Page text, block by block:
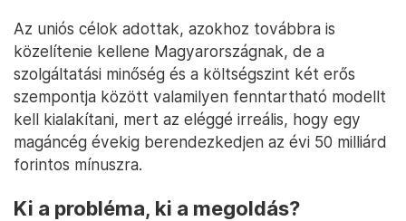
Az uniós célok adottak, azokhoz továbbra is
közelítenie kellene Magyarországnak, de a
szolgáltatási minőség és a költségszint két erős
szempontja között valamilyen fenntartható modellt
kell kialakítani, mert az eléggé irreális, hogy egy
magáncég évekig berendezkedjen az évi 50 milliárd
forintos mínuszra.
Ki a probléma, ki a megoldás?